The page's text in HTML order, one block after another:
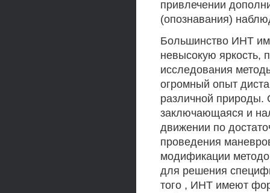
привлечении
(опознавания)
Большинство ИНТ
невысокую яркость,
исследования
огромный опыт
различной природы.
заключающаяся и
движении по
проведения
модификации
для решения
того , ИНТ имеют